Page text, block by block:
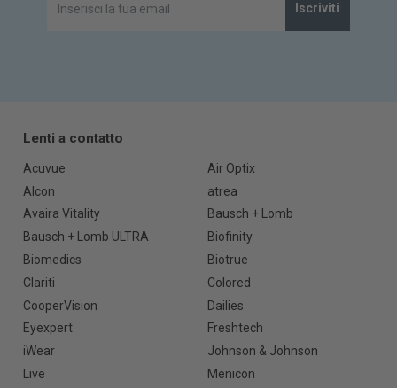
Iscriviti
Lenti a contatto
Acuvue
Air Optix
Alcon
atrea
Avaira Vitality
Bausch + Lomb
Bausch + Lomb ULTRA
Biofinity
Biomedics
Biotrue
Clariti
Colored
CooperVision
Dailies
Eyexpert
Freshtech
iWear
Johnson & Johnson
Live
Menicon